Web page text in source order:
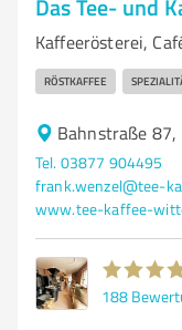
Das Tee- und
Kaffeerösterei,
RÖSTKAFFEE
Bahnstraße
Tel. 03877 904495
frank.wenzel@tee-
www.tee-kaffee-
188